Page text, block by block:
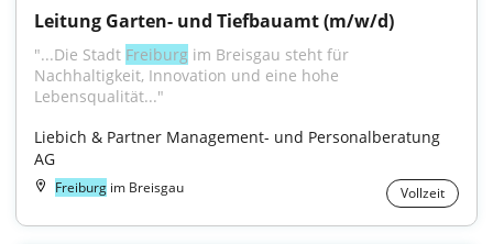
Leitung Garten- und Tiefbauamt (m/w/d)
"...Die Stadt Freiburg im Breisgau steht für
Nachhaltigkeit, Innovation und eine hohe
Lebensqualität..."
Liebich & Partner Management- und Personalberatung
AG
Freiburg im Breisgau Vollzeit